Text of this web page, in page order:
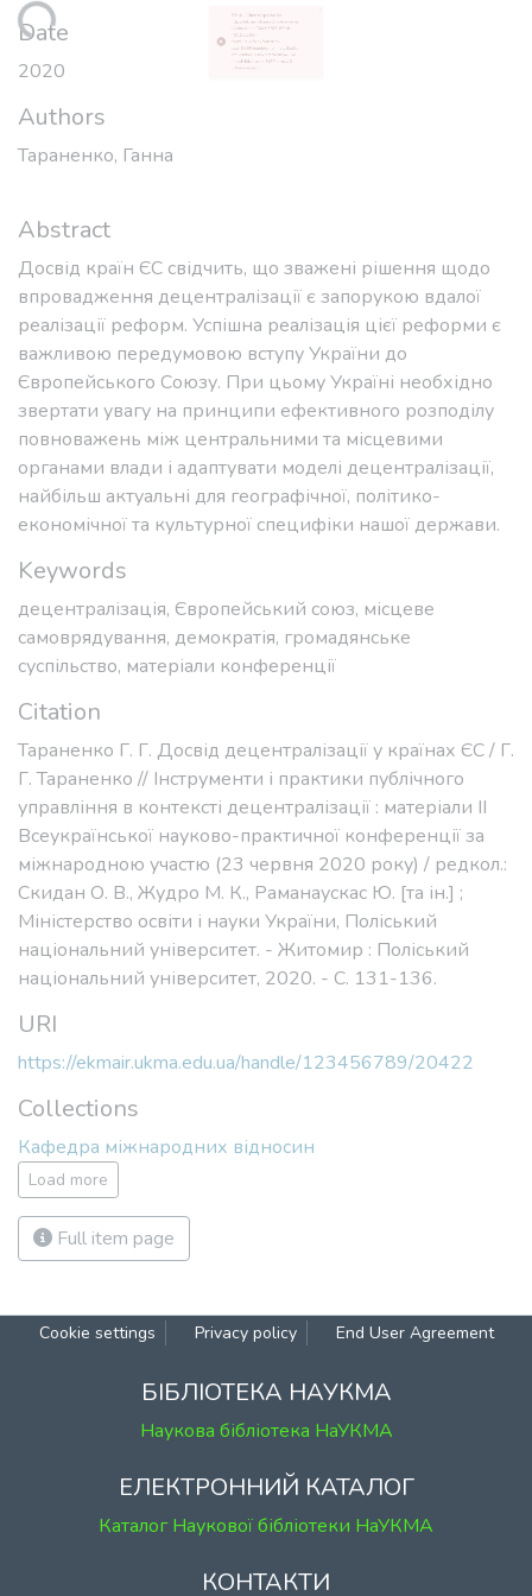
Date
2020
Authors
Тараненко, Ганна
Abstract
Досвід країн ЄС свідчить, що зважені рішення щодо
впровадження децентралізації є запорукою вдалої
реалізації реформ. Успішна реалізація цієї реформи є
важливою передумовою вступу України до
Європейського Союзу. При цьому Україні необхідно
звертати увагу на принципи ефективного розподілу
повноважень між центральними та місцевими
органами влади і адаптувати моделі децентралізації,
найбільш актуальні для географічної, політико-
економічної та культурної специфіки нашої держави.
Keywords
децентралізація, Європейський союз, місцеве
самоврядування, демократія, громадянське
суспільство, матеріали конференції
Citation
Тараненко Г. Г. Досвід децентралізації у країнах ЄС / Г.
Г. Тараненко // Інструменти і практики публічного
управління в контексті децентралізації : матеріали ІІ
Всеукраїнської науково-практичної конференції за
міжнародною участю (23 червня 2020 року) / редкол.:
Скидан О. В., Жудро М. К., Раманаускас Ю. [та ін.] ;
Міністерство освіти і науки України, Поліський
національний університет. - Житомир : Поліський
національний університет, 2020. - С. 131-136.
URI
https://ekmair.ukma.edu.ua/handle/123456789/20422
Collections
Кафедра міжнародних відносин
Load more
Full item page
settings
policy
Agreement
Feedback
БІБЛІОТЕКА НАУКМА
Наукова бібліотека НаУКМА
ЕЛЕКТРОННИЙ КАТАЛОГ
Каталог Наукової бібліотеки НаУКМА
КОНТАКТИ
e4b93914f477/bundles?
size=9999&embed=primaryBitstre
Unknown Error